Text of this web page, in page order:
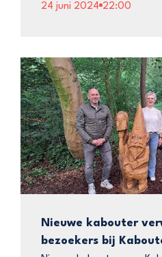
24 juni 2024 22:00
Nieuwe kabouter
bezoekers bij